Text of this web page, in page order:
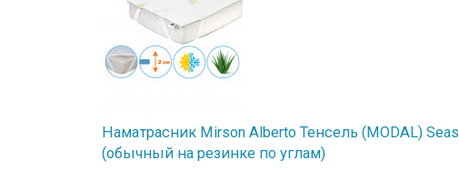
Наматрасник Mirson Alberto Тенсель (MODAL)
(обычный на резинке по углам)